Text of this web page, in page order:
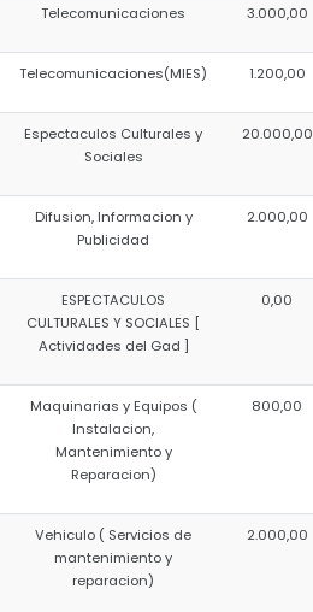
Telecomunicaciones 3.000,00
Telecomunicaciones(MIES) 1.200,00
Espectaculos Culturales y
Sociales
20.000,00
Difusion, Informacion y
Publicidad
2.000,00
ESPECTACULOS
CULTURALES Y SOCIALES [
Actividades del Gad ]
0,00
Maquinarias y Equipos (
Instalacion,
Mantenimiento y
Reparacion)
800,00
Vehiculo ( Servicios de
mantenimiento y
reparacion)
2.000,00